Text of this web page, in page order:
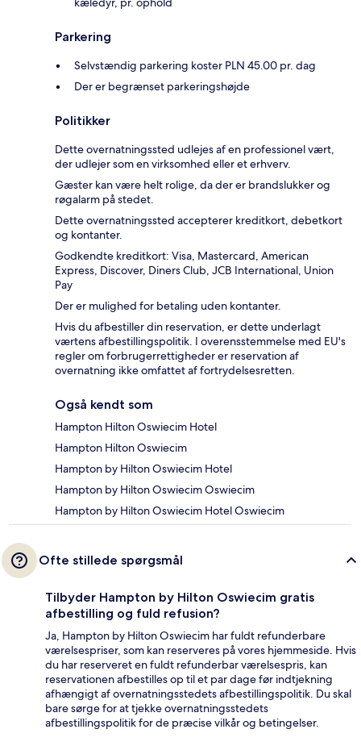
Parkering
Selvstændig parkering koster PLN 45.00 pr. dag
Der er begrænset parkeringshøjde
Politikker
Dette overnatningssted udlejes af en professionel vært,
der udlejer som en virksomhed eller et erhverv.
Gæster kan være helt rolige, da der er brandslukker og
røgalarm på stedet.
Dette overnatningssted accepterer kreditkort, debetkort
og kontanter.
Godkendte kreditkort: Visa, Mastercard, American
Express, Discover, Diners Club, JCB International, Union
Pay
Der er mulighed for betaling uden kontanter.
Hvis du afbestiller din reservation, er dette underlagt
værtens afbestillingspolitik. I overensstemmelse med EU's
regler om forbrugerrettigheder er reservation af
overnatning ikke omfattet af fortrydelsesretten.
Også kendt som
Hampton Hilton Oswiecim Hotel
Hampton Hilton Oswiecim
Hampton by Hilton Oswiecim Hotel
Hampton by Hilton Oswiecim Oswiecim
Hampton by Hilton Oswiecim Hotel Oswiecim
Ofte stillede spørgsmål
Tilbyder Hampton by Hilton Oswiecim gratis
afbestilling og fuld refusion?
Ja, Hampton by Hilton Oswiecim har fuldt refunderbare
værelsespriser, som kan reserveres på vores hjemmeside. Hvis
du har reserveret en fuldt refunderbar værelsespris, kan
reservationen afbestilles op til et par dage før indtjekning
afhængigt af overnatningsstedets afbestillingspolitik. Du skal
bare sørge for at tjekke overnatningsstedets
afbestillingspolitik for de præcise vilkår og betingelser.